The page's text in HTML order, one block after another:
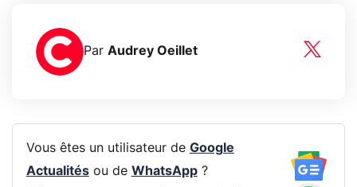
Par Audrey Oeillet
Vous êtes un utilisateur de Google
Actualitésou de WhatsApp?